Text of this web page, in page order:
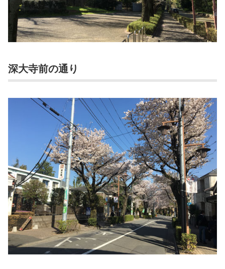
深大寺前の通り